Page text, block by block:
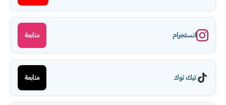
انستجرام متابعة
تيك توك متابعة